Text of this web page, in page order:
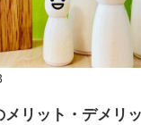
メリット・デメリ